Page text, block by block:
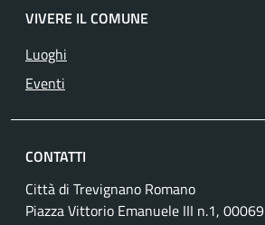
VIVERE IL COMUNE
Luoghi
Eventi
CONTATTI
Città di Trevignano Romano
Piazza Vittorio Emanuele III n.1, 00069